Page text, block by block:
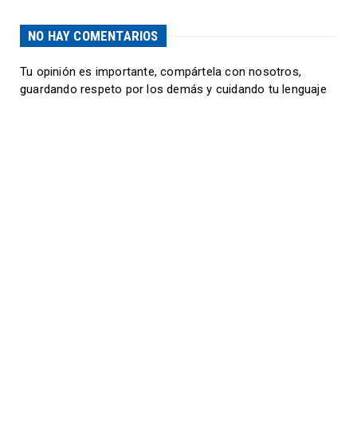
NO HAY COMENTARIOS
Tu opinión es importante, compártela con nosotros,
guardando respeto por los demás y cuidando tu lenguaje